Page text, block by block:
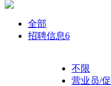
全部
招聘信息6
不限
营业员/